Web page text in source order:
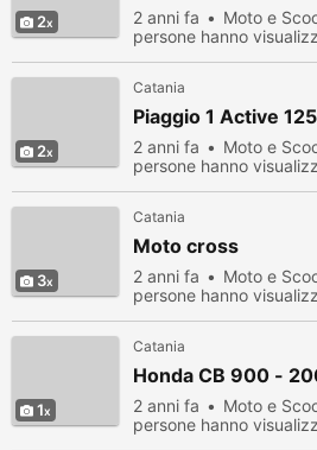
2 2 anni fa Moto e
persone hanno
2
Catania
Piaggio 1 Active
2 anni fa Moto e
persone hanno
3
Catania
Moto cross
2 anni fa Moto e
persone hanno
1
Catania
Honda CB 900 -
2 anni fa Moto e
persone hanno